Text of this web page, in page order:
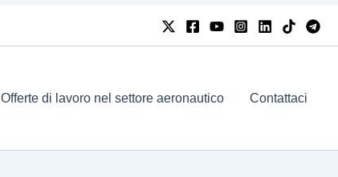
Offerte di lavoro nel settore aeronautico Contattaci